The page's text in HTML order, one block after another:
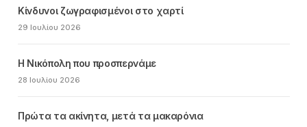
Κίνδυνοι ζωγραφισμένοι στο χαρτί
29 Ιουλίου 2026
Η Νικόπολη που προσπερνάμε
28 Ιουλίου 2026
Πρώτα τα ακίνητα, μετά τα μακαρόνια